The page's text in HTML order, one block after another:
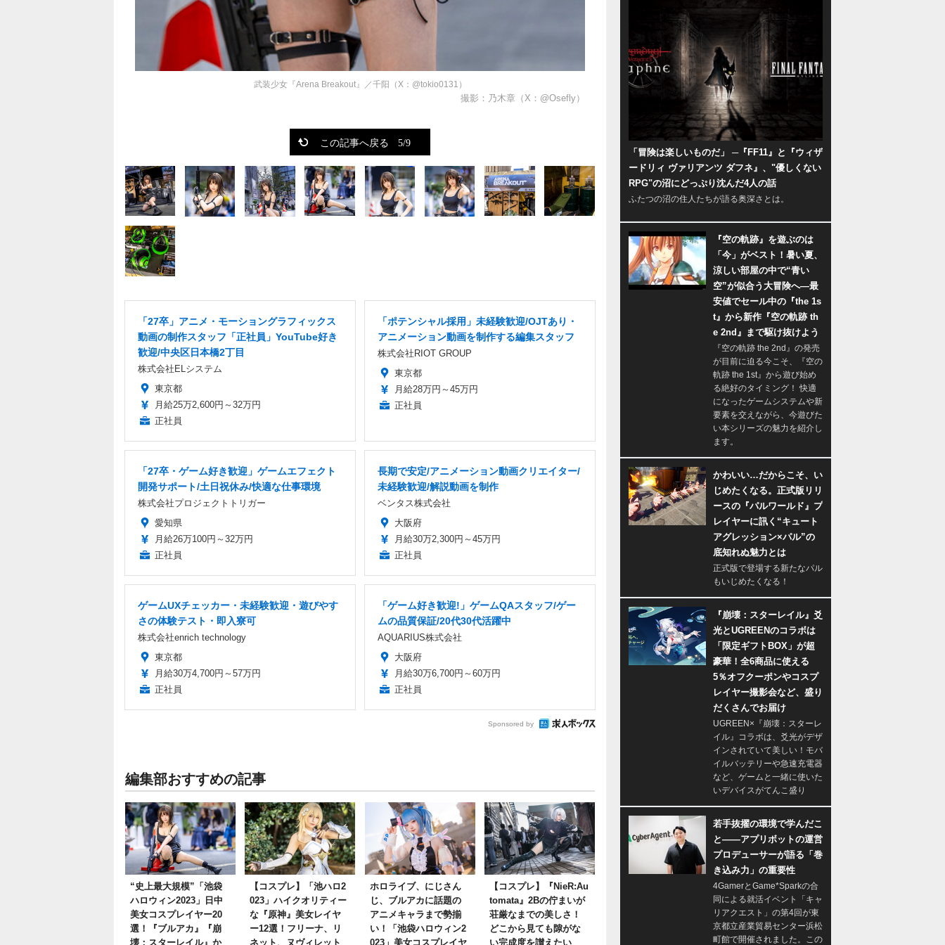
撮影：乃木章（X：@Osefly）
武装少女『Arena Breakout』／千阳（X：@tokio0131）
この記事へ戻る 5/9
「27卒」アニメ・モーショングラフィックス
動画の制作スタッフ「正社員」YouTube好き
歓迎/中央区日本橋2丁目
株式会社ELシステム
東京都
月給25万2,600円～32万円
正社員
「ポテンシャル採用」未経験歓迎/OJTあり・
アニメーション動画を制作する編集スタッフ
株式会社RIOT GROUP
東京都
月給28万円～45万円
正社員
「27卒・ゲーム好き歓迎」ゲームエフェクト
開発サポート/土日祝休み/快適な仕事環境
株式会社プロジェクトトリガー
愛知県
月給26万100円～32万円
正社員
長期で安定/アニメーション動画クリエイター/
未経験歓迎/解説動画を制作
ベンタス株式会社
大阪府
月給30万2,300円～45万円
正社員
ゲームUXチェッカー・未経験歓迎・遊びやす
さの体験テスト・即入寮可
株式会社enrich technology
東京都
月給30万4,700円～57万円
正社員
「ゲーム好き歓迎!」ゲームQAスタッフ/ゲー
ムの品質保証/20代30代活躍中
AQUARIUS株式会社
大阪府
月給30万6,700円～60万円
正社員
Sponsored by
編集部おすすめの記事
“史上最大規模”「池袋
ハロウィン2023」日中
美女コスプレイヤー20
選！『ブルアカ』『崩
壊：スターレイル』か
【コスプレ】「池ハロ2
023」ハイクオリティー
な『原神』美女レイヤ
ー12選！フリーナ、リ
ネット、ヌヴィレット
ホロライブ、にじさん
じ、ブルアカに話題の
アニメキャラまで勢揃
い！「池袋ハロウィン2
023」美女コスプレイヤ
【コスプレ】『NieR:Au
tomata』2Bの佇まいが
荘厳なまでの美しさ！
どこから見ても隙がな
い完成度を讃えたい
「冒険は楽しいものだ」 ─『FF11』と『ウィザ
ードリィ ヴァリアンツ ダフネ』、"優しくない
RPG"の沼にどっぷり沈んだ4人の話
ふたつの沼の住人たちが語る奥深さとは。
『空の軌跡』を遊ぶのは
「今」がベスト！暑い夏、
涼しい部屋の中で“青い
空”が似合う大冒険へ―最
安値でセール中の『the 1s
t』から新作『空の軌跡 th
e 2nd』まで駆け抜けよう
『空の軌跡 the 2nd』の発売
が目前に迫る今こそ、『空の
軌跡 the 1st』から遊び始め
る絶好のタイミング！ 快適
になったゲームシステムや新
要素を交えながら、今遊びた
い本シリーズの魅力を紹介し
ます。
かわいい…だからこそ、い
じめたくなる。正式版リリ
ースの『パルワールド』プ
レイヤーに訊く“キュート
アグレッション×パル”の
底知れぬ魅力とは
正式版で登場する新たなパル
もいじめたくなる！
『崩壊：スターレイル』爻
光とUGREENのコラボは
「限定ギフトBOX」が超
豪華！全6商品に使える
5％オフクーポンやコスプ
レイヤー撮影会など、盛り
だくさんでお届け
UGREEN×『崩壊：スターレ
イル』コラボは、爻光がデザ
インされていて美しい！モバ
イルバッテリーや急速充電器
など、ゲームと一緒に使いた
いデバイスがてんこ盛り
若手抜擢の環境で学んだこ
と――アプリボットの運営
プロデューサーが語る「巻
き込み力」の重要性
4GamerとGame*Sparkの合
同による就活イベント「キャ
リアクエスト」の第4回が東
京都立産業貿易センター浜松
町館で開催されました。この